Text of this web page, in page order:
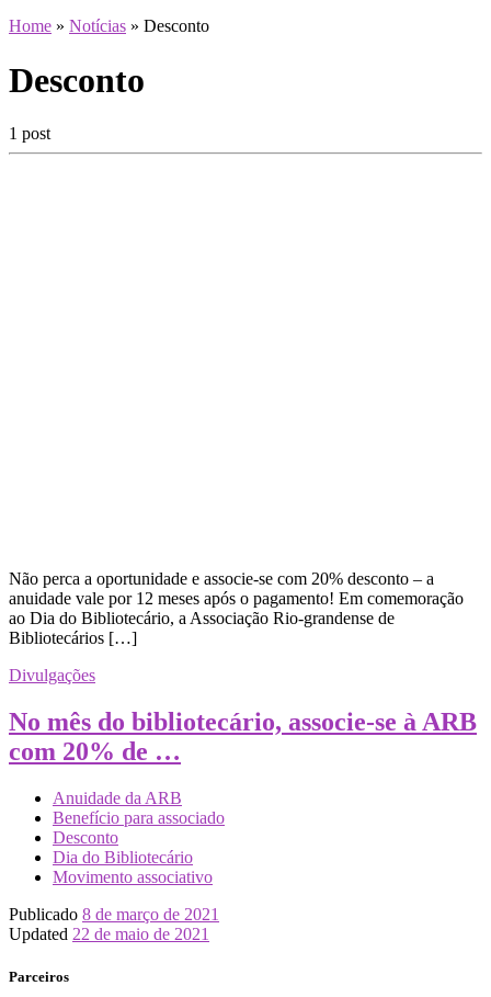
Home » Notícias » Desconto
Desconto
1 post
Não perca a oportunidade e associe-se com 20% desconto – a
anuidade vale por 12 meses após o pagamento! Em comemoração
ao Dia do Bibliotecário, a Associação Rio-grandense de
Bibliotecários […]
Divulgações
No mês do bibliotecário, associe-se à ARB
com 20% de …
Anuidade da ARB
Benefício para associado
Desconto
Dia do Bibliotecário
Movimento associativo
Publicado 8 de março de 2021
Updated 22 de maio de 2021
Parceiros